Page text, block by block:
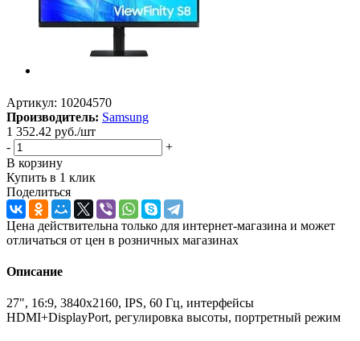
Артикул: 10204570
Производитель: Samsung
1 352.42 руб./шт
-
+
В корзину
Купить в 1 клик
Поделиться
Цена действительна только для интернет-магазина и может
отличаться от цен в розничных магазинах
Описание
27", 16:9, 3840x2160, IPS, 60 Гц, интерфейсы
HDMI+DisplayPort, регулировка высоты, портретный режим